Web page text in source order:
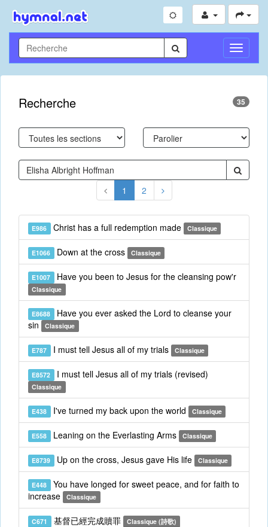
Toggle
Recherche 35
1 2
E986 Christ has a full redemption made Classique
E1066 Down at the cross Classique
E1007 Have you been to Jesus for the cleansing pow'r
Classique
E8688 Have you ever asked the Lord to cleanse your
sin
Classique
E787 I must tell Jesus all of my trials Classique
E8572 I must tell Jesus all of my trials (revised)
Classique
E438 I've turned my back upon the world Classique
E558 Leaning on the Everlasting Arms Classique
E8739 Up on the cross, Jesus gave His life Classique
E448 You have longed for sweet peace, and for faith to
increase
Classique
C671 基督已經完成贖罪 Classique (詩歌)